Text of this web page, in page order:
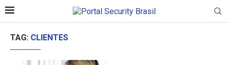
TAG: CLIENTES